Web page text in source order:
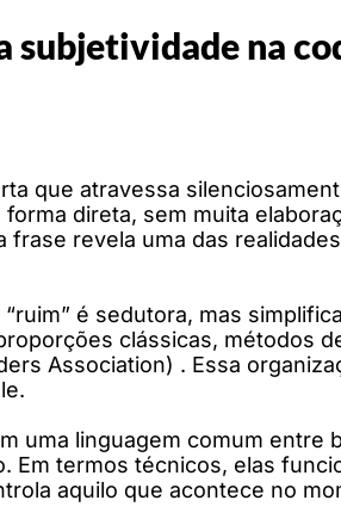
subjetividade na
que atravessa
direta, sem muita
revela uma das
é sedutora, mas
clássicas, métodos
Association) . Essa
uma linguagem comum
termos técnicos, elas
aquilo que acontece no